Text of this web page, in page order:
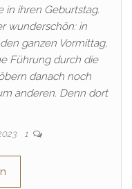
in ihren Geburtstag.
wunderschön: in
ganzen Vormittag,
Führung durch die
danach noch
anderen. Denn dort
1